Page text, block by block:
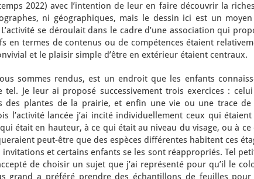
2022) avec l’intention de leur en faire découvrir la
ni géographiques, mais le dessin ici est un
se déroulait dans le cadre d’une association qui
en termes de contenus ou de compétences étaient
et le plaisir simple d’être en extérieur étaient centraux.
sommes rendus, est un endroit que les enfants
tel. Je leur ai proposé successivement trois exercices :
des plantes de la prairie, et enfin une vie ou une trace de
l’activité lancée j’ai incité individuellement ceux qui étaient
était en hauteur, à ce qui était au niveau du visage, ou à ce
peut-être que des espèces différentes habitent ces
invitations et certains enfants se les sont réappropriés. Tel
de choisir un sujet que j’ai représenté pour qu’il le
grand a préféré prendre des échantillons de feuilles pour